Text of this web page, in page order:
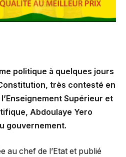
politique à quelques jours
très contesté en
Supérieur et
Abdoulaye Yero
gouvernement.
au chef de l’Etat et publié